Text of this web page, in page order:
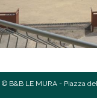
© B&B LE MURA - Piazza